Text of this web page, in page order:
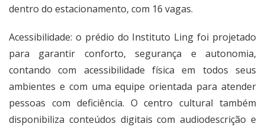
dentro do estacionamento, com 16 vagas.
Acessibilidade: o prédio do Instituto Ling foi projetado
para garantir conforto, segurança e autonomia,
contando com acessibilidade física em todos seus
ambientes e com uma equipe orientada para atender
pessoas com deficiência. O centro cultural também
disponibiliza conteúdos digitais com audiodescrição e